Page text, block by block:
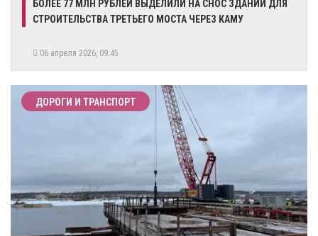
БОЛЕЕ 77 МЛН РУБЛЕЙ ВЫДЕЛИЛИ НА СНОС ЗДАНИЙ ДЛЯ
СТРОИТЕЛЬСТВА ТРЕТЬЕГО МОСТА ЧЕРЕЗ КАМУ
06 апреля 2026, 09:45
ДОРОГИ И ТРАНСПОРТ